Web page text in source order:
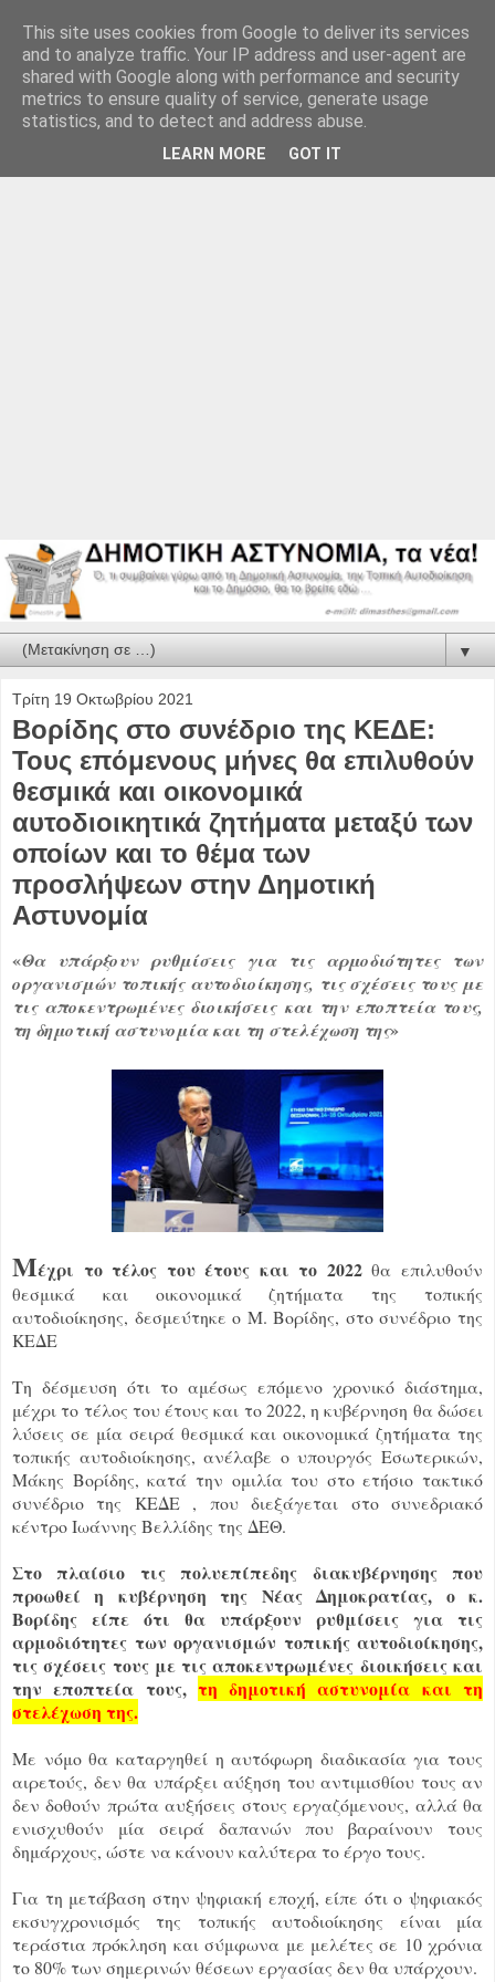
▼
Τρίτη 19 Οκτωβρίου 2021
Βορίδης στο συνέδριο της ΚΕΔΕ:
Τους επόμενους μήνες θα επιλυθούν
θεσμικά και οικονομικά
αυτοδιοικητικά ζητήματα μεταξύ των
οποίων και το θέμα των
προσλήψεων στην Δημοτική
Αστυνομία
«Θα υπάρξουν ρυθμίσεις για τις αρμοδιότητες των
οργανισμών τοπικής αυτοδιοίκησης, τις σχέσεις τους με
τις αποκεντρωμένες διοικήσεις και την εποπτεία τους,
τη δημοτική αστυνομία και τη στελέχωση της»
Μέχρι το τέλος του έτους και το 2022θα επιλυθούν
θεσμικά και οικονομικά ζητήματα της τοπικής
αυτοδιοίκησης, δεσμεύτηκε ο Μ. Βορίδης, στο συνέδριο της
ΚΕΔΕ
Τη δέσμευση ότι το αμέσως επόμενο χρονικό διάστημα,
μέχρι το τέλος του έτους και το 2022, η κυβέρνηση θα δώσει
λύσεις σε μία σειρά θεσμικά και οικονομικά ζητήματα της
τοπικής αυτοδιοίκησης, ανέλαβε ο υπουργός Εσωτερικών,
Μάκης Βορίδης, κατά την ομιλία του στο ετήσιο τακτικό
συνέδριο της ΚΕΔΕ , που διεξάγεται στο συνεδριακό
κέντρο Ιωάννης Βελλίδης της ΔΕΘ.
Στο πλαίσιο τις πολυεπίπεδης διακυβέρνησης που
προωθεί η κυβέρνηση της Νέας Δημοκρατίας, ο κ.
Βορίδης είπε ότι θα υπάρξουν ρυθμίσεις για τις
αρμοδιότητες των οργανισμών τοπικής αυτοδιοίκησης,
τις σχέσεις τους με τις αποκεντρωμένες διοικήσεις και
την εποπτεία τους, τη δημοτική αστυνομία και τη
στελέχωση της.
Με νόμο θα καταργηθεί η αυτόφωρη διαδικασία για τους
αιρετούς, δεν θα υπάρξει αύξηση του αντιμισθίου τους αν
δεν δοθούν πρώτα αυξήσεις στους εργαζόμενους, αλλά θα
ενισχυθούν μία σειρά δαπανών που βαραίνουν τους
δημάρχους, ώστε να κάνουν καλύτερα το έργο τους.
Για τη μετάβαση στην ψηφιακή εποχή, είπε ότι ο ψηφιακός
εκσυγχρονισμός της τοπικής αυτοδιοίκησης είναι μία
τεράστια πρόκληση και σύμφωνα με μελέτες σε 10 χρόνια
το 80% των σημερινών θέσεων εργασίας δεν θα υπάρχουν.
This site uses cookies from Google to deliver its services
and to analyze traffic. Your IP address and user-agent are
shared with Google along with performance and security
metrics to ensure quality of service, generate usage
statistics, and to detect and address abuse.
LEARN MORE GOT IT